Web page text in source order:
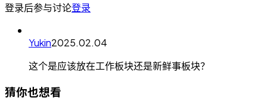
登录后参与讨论登录
Yukin2025.02.04
这个是应该放在工作板块还是新鲜事板块？
猜你也想看